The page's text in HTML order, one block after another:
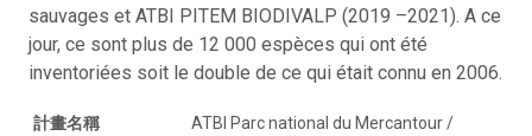
sauvages et ATBI PITEM BIODIVALP (2019 –2021). A ce
jour, ce sont plus de 12 000 espèces qui ont été
inventoriées soit le double de ce qui était connu en 2006.
計畫名稱
ATBI Parc national du Mercantour /